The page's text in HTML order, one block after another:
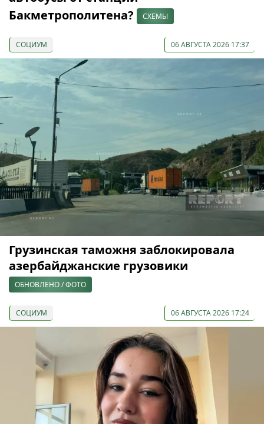
Бакметрополитена?
СХЕМЫ
СОЦИУМ 06 АВГУСТА 2026 17:37
Грузинская таможня заблокировала
азербайджанские грузовики
ОБНОВЛЕНО / ФОТО
СОЦИУМ 06 АВГУСТА 2026 17:24